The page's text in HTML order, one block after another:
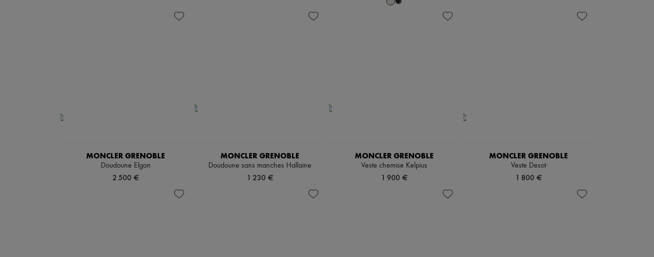
MONCLER GRENOBLE
Doudoune Elgon
2 500 €
MONCLER GRENOBLE
Doudoune sans manches Hallaine
1 230 €
MONCLER GRENOBLE
Veste chemise Kelpius
1 900 €
MONCLER GRENOBLE
Veste Desot
1 800 €